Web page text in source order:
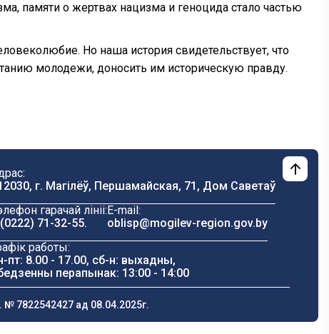
памяти о жертвах нацизма и геноцида стало частью
Но наша история свидетельствует, что
молодежи, доносить им историческую правду.
г. Магілёў, Першамайская, 71, Дом Саветаў
гарачай лініі:
71-32-55.
E-mail:
oblisp@mogilev-region.gov.by
работы:
пт: 8.00 - 17.00, сб-н: выхадны,
перапынак: 13:00 - 14:00
№ 7822542427 ад 08.04.2025г.